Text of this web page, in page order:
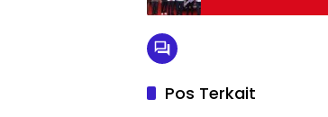
Pos Terkait